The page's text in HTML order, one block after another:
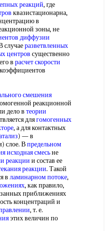
реакций, где
квазистационарна,
в
зоны, не
диффузии
случаеразветвленных
центров существенно
в расчет скорости
смешения
реакционной
дело в теории
длягомогенных
, а для контактных
) — в
слое. Впредельном
исходная смесьне
реакции и состав ее
реакции. Такой
в ламинарном потоке,
, как правило,
приближениях
концентраций и
, т. е.
этих величин по